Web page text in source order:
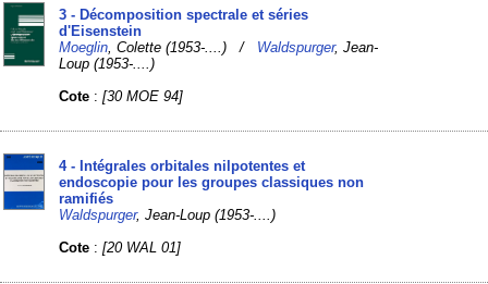
3 - Décomposition spectrale et séries
d'Eisenstein
Moeglin , Colette (1953-....) / Waldspurger, Jean-
Loup (1953-....)
Cote :[30 MOE 94]
4 - Intégrales orbitales nilpotentes et
endoscopie pour les groupes classiques non
ramifiés
Waldspurger, Jean-Loup (1953-....)
Cote :[20 WAL 01]